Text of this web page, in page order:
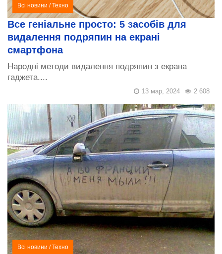
Всі новини /Техно
Все геніальне просто: 5 засобів для
видалення подряпин на екрані
смартфона
Народні методи видалення подряпин з екрана
гаджета....
2 608
13 мар, 2024
Всі новини /Техно